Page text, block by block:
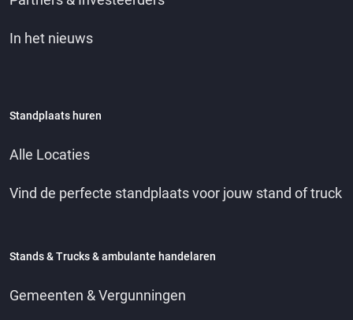
In het nieuws
Standplaats huren
Alle Locaties
Vind de perfecte standplaats voor jouw stand of truck
Stands & Trucks & ambulante handelaren
Gemeenten & Vergunningen